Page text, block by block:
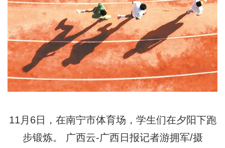
11月6日，在南宁市体育场，学生们在夕阳下跑
步锻炼。 广西云-广西日报记者游拥军/摄